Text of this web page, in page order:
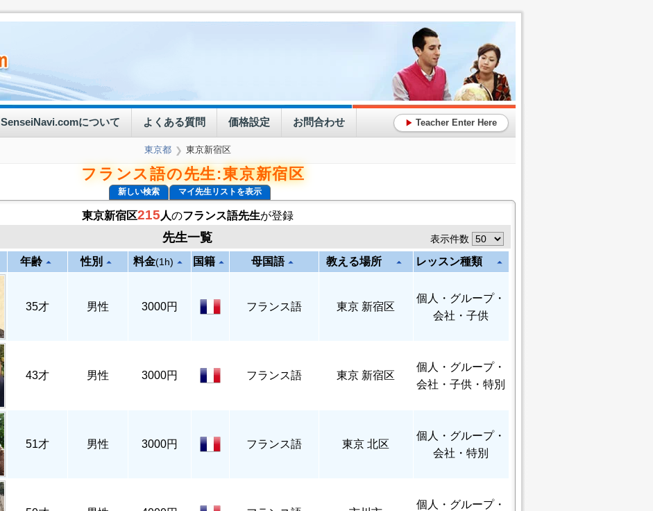
SenseiNavi.comについて よくある質問 価格設定 お問合わせ ▶ Teacher Enter Here
東京都 ❯ 東京新宿区
フランス語の先生:東京新宿区
新しい検索 マイ先生リストを表示
東京新宿区215 人のフランス語先生が登録
先生一覧 表示件数
年齢arrow_drop_up 性別 arrow_drop_up 料金(1h) arrow_drop_up 国籍arrow_drop_up 母国語arrow_drop_up 教える場所 arrow_drop_up レッスン種類 arrow_drop_up
35才 男性 3000円 フランス語 東京 新宿区
個人
・グループ・
会社・子供
43才 男性 3000円 フランス語 東京 新宿区
個人
・グループ・
会社・子供・特別
51才 男性 3000円 フランス語 東京 北区
個人
・グループ・
会社・特別
個人
・グループ・